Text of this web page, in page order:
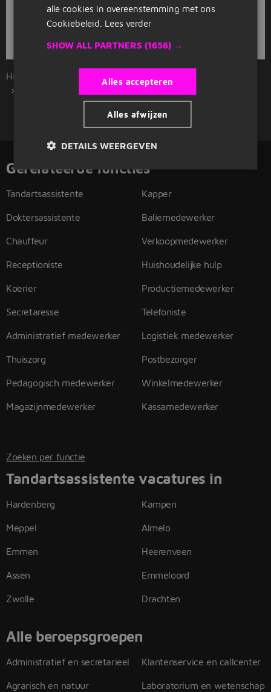
Als je een baan zoekt als tandartsassistente in Hoogeveen
tandartsassistente vacatures.
Home Overzicht vacatures
Gerelateerde functies
Tandartsassistente
Doktersassistente
Chauffeur
Receptioniste
Koerier
Secretaresse
Administratief medewerker
Thuiszorg
Pedagogisch medewerker
Magazijnmedewerker
Kapper
Baliemedewerker
Verkoopmedewerker
Huishoudelijke hulp
Productiemedewerker
Telefoniste
Logistiek medewerker
Postbezorger
Winkelmedewerker
Kassamedewerker
Zoeken per functie
Tandartsassistente vacatures in
Hardenberg
Meppel
Emmen
Assen
Zwolle
Kampen
Almelo
Heerenveen
Emmeloord
Drachten
Alle beroepsgroepen
Administratief en secretarieel
Agrarisch en natuur
Klantenservice en callcenter
Laboratorium en wetenschap
alle cookies in overeenstemming met ons
Cookiebeleid. Lees verder
SHOW ALL PARTNERS (1656) →
Alles accepteren
Alles afwijzen
DETAILS WEERGEVEN